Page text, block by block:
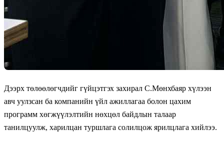
Дээрх төлөөлөгчдийг гүйцэтгэх захирал С.Мөнхбаяр хүлээн
авч уулзсан ба компанийн үйл ажиллагаа болон цахим
программ хөгжүүлэлтийн нөхцөл байдлын талаар
танилцуулж, харилцан туршлага солилцож ярилцлага хийлээ.